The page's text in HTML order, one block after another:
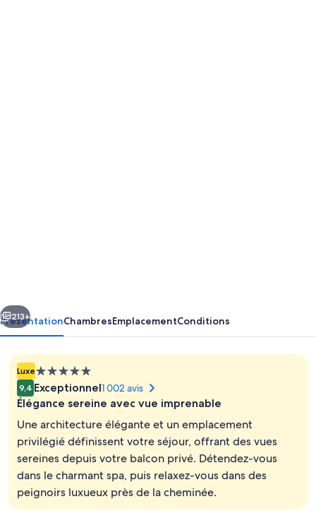
Extérieur
Suivant
213+
PrésentationChambresEmplacementConditions
LuxeHébergement
5.0 étoiles
9,4 Exceptionnel1 002 avis
Élégance sereine avec vue imprenable
Une architecture élégante et un emplacement
privilégié définissent votre séjour, offrant des vues
sereines depuis votre balcon privé. Détendez-vous
dans le charmant spa, puis relaxez-vous dans des
peignoirs luxueux près de la cheminée.